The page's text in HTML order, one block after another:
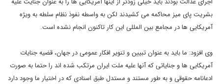
بشریت پای میز محاکمه می کشیدند لکن به واسطه نفوذ نظام سلطه به ویژه
آمریکایی ها در مجامع بین المللی این کار تاکنون انجام نشده است.
وی افزود: ما باید به عنوان تبیین و تنویر افکار عمومی در جهان، قضیه جنایات
آمریکایی ها و جنایاتی که آنها علیه ملت ایران مرتکب شده اند را حتما به صورت
ادعانامه حقوقی و به طور مستند و مستدل طبق اسنادی که در اختیار ما وجود دارد